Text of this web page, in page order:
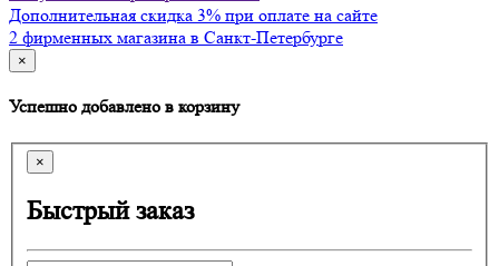
Дополнительная скидка 3% при оплате на сайте
2 фирменных магазина в Санкт-Петербурге
×
Успешно добавлено в корзину
×
Быстрый заказ